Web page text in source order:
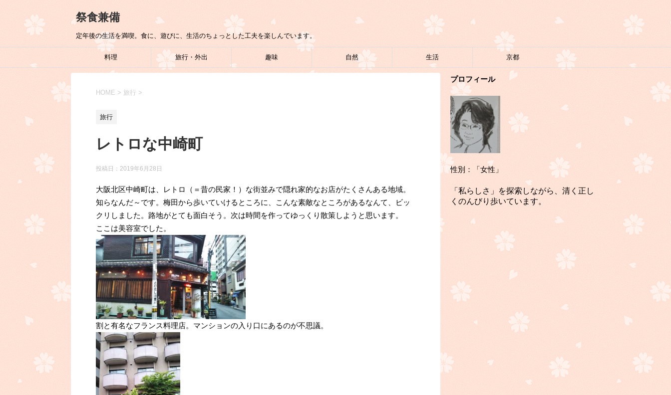
祭食兼備
定年後の生活を満喫。食に、遊びに、生活のちょっとした工夫を楽しんでいます。
料理 旅行・外出 趣味 自然 生活 京都
HOME > 旅行 >
旅行
レトロな中崎町
投稿日： 2019年6月28日
大阪北区中崎町は、レトロ（＝昔の民家！）な街並みで隠れ家的なお店がたくさんある地域。
知らなんだ～です。梅田から歩いていけるところに、こんな素敵なところがあるなんて、ビッ
クリしました。路地がとても面白そう。次は時間を作ってゆっくり散策しようと思います。
ここは美容室でした。
割と有名なフランス料理店。マンションの入り口にあるのが不思議。
プロフィール
性別：「女性」
「私らしさ」を探索しながら、清く正し
くのんびり歩いています。